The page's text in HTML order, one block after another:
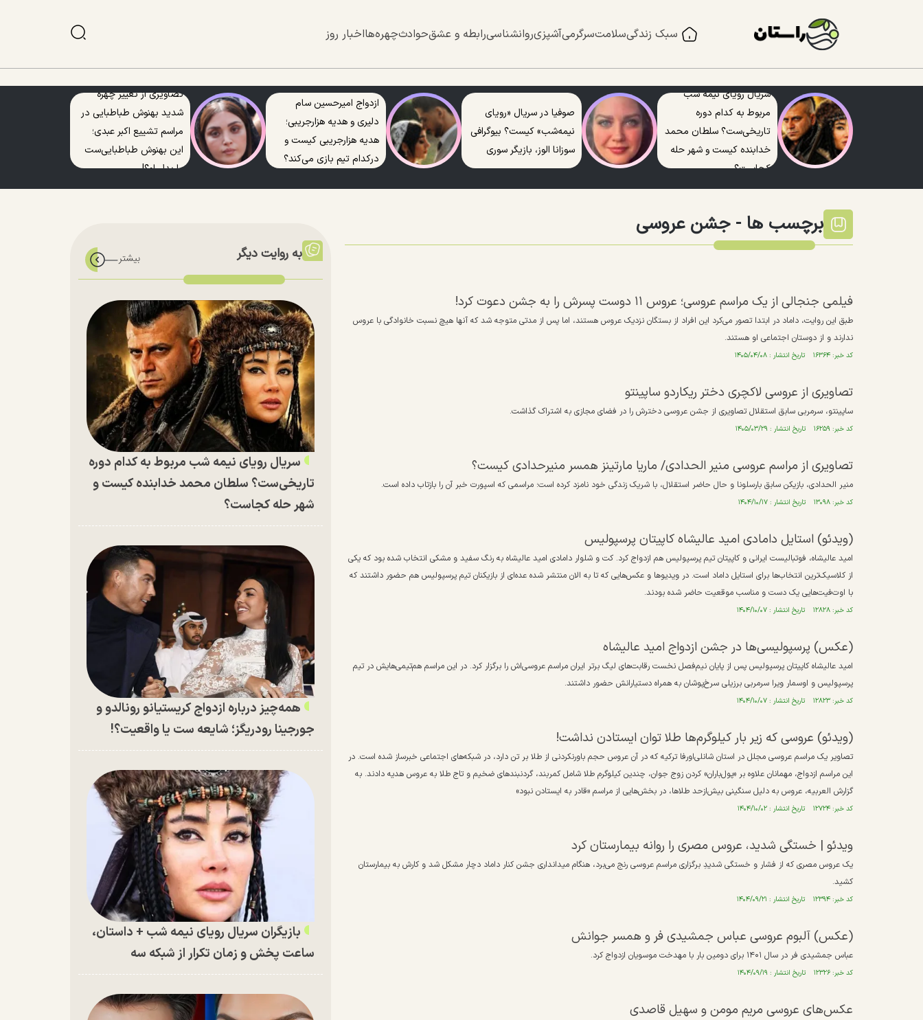
سبک زندگیسلامتسرگرمیآشپزیروانشناسیرابطه و عشقحوادثچهره‌هااخبار روز
سریال رویای نیمه شب
مربوط به کدام دوره
تاریخی‌ست؟ سلطان محمد
خدابنده کیست و شهر حله
کجاست؟
صوفیا در سریال «رویای
نیمه‌شب» کیست؟ بیوگرافی
سوزانا الوز، بازیگر سوری
ازدواج امیرحسین سام
دلیری و هدیه هزارجریبی؛
هدیه هزارجریبی کیست و
درکدام تیم بازی می‌کند؟
تصاویری از تغییر چهره
شدید بهنوش طباطبایی در
مراسم تشییع اکبر عبدی؛
این بهنوش طباطبایی‌ست
یا بدل او؟!
برچسب ها -جشن عروسی
فیلمی جنجالی از یک مراسم عروسی؛ عروس ۱۱ دوست پسرش را به جشن دعوت کرد!
طبق این روایت، داماد در ابتدا تصور می‌کرد این افراد از بستگان نزدیک عروس هستند، اما پس از مدتی متوجه شد که آنها هیچ نسبت خانوادگی با عروس
ندارند و از دوستان اجتماعی او هستند.
کد خبر: ۱۶۳۶۴ تاریخ انتشار : ۱۴۰۵/۰۴/۰۸
تصاویری از عروسی لاکچری دختر ریکاردو ساپینتو
ساپینتو، سرمربی سابق استقلال تصاویری از جشن عروسی دخترش را در فضای مجازی به اشتراک گذاشت.
کد خبر: ۱۶۲۵۹ تاریخ انتشار : ۱۴۰۵/۰۳/۲۹
تصاویری از مراسم عروسی منیر الحدادی/ ماریا مارتینز همسر منیرحدادی کیست؟
منیر الحدادی، بازیکن سابق بارسلونا و حال حاضر استقلال، با شریک زندگی خود نامزد کرده است؛ مراسمی که اسپورت خبر آن را بازتاب داده است.
کد خبر: ۱۳۰۹۸ تاریخ انتشار : ۱۴۰۴/۱۰/۱۷
(ویدئو) استایل دامادی امید عالیشاه کاپیتان پرسپولیس
امید عالیشاه، فوتبالیست ایرانی و کاپیتان تیم پرسپولیس هم ازدواج کرد. کت و شلوار دامادی امید عالیشاه به رنگ سفید و مشکی انتخاب شده بود که یکی
از کلاسیک‌ترین انتخاب‌ها برای استایل داماد است. در ویدیوها و عکس‌هایی که تا به الان منتشر شده عده‌ای از بازیکنان تیم پرسپولیس هم حضور داشتند که
با اوت‌فیت‌هایی یک دست و مناسب موقعیت حاضر شده بودند.
کد خبر: ۱۲۸۲۸ تاریخ انتشار : ۱۴۰۴/۱۰/۰۷
(عکس) پرسپولیسی‌ها در جشن ازدواج امید عالیشاه
امید عالیشاه کاپیتان پرسپولیس پس از پایان نیم‌فصل نخست رقابت‌های لیگ برتر ایران مراسم عروسی‌اش را برگزار کرد. در این مراسم هم‌تیمی‌هایش در تیم
پرسپولیس و اوسمار ویرا سرمربی برزیلی سرخ‌پوشان به همراه دستیارانش حضور داشتند.
کد خبر: ۱۲۸۲۳ تاریخ انتشار : ۱۴۰۴/۱۰/۰۷
(ویدئو) عروسی که زیر بار کیلوگرم‌ها طلا توان ایستادن نداشت!
تصاویر یک مراسم عروسی مجلل در استان شانلی‌اورفا ترکیه که در آن عروس حجم باورنکردنی از طلا بر تن دارد، در شبکه‌های اجتماعی خبرساز شده است. در
این مراسم ازدواج، مهمانان علاوه بر «پول‌باران» کردن زوج جوان، چندین کیلوگرم طلا شامل کمربند، گردنبندهای ضخیم و تاج طلا به عروس هدیه دادند. به
گزارش العربیه، عروس به دلیل سنگینی بیش‌ازحد طلاها، در بخش‌هایی از مراسم «قادر به ایستادن نبود»
کد خبر: ۱۲۷۲۴ تاریخ انتشار : ۱۴۰۴/۱۰/۰۲
ویدئو | خستگی شدید، عروس مصری را روانه بیمارستان کرد
یک عروس مصری که از فشار و خستگی شدیدِ برگزاری مراسم عروسی رنج می‌برد، هنگام میدانداری جشن کنار داماد دچار مشکل شد و کارش به بیمارستان
کشید. ⁣
کد خبر: ۱۲۳۹۴ تاریخ انتشار : ۱۴۰۴/۰۹/۲۱
(عکس) آلبوم عروسی عباس جمشیدی فر و همسر جوانش
عباس جمشیدی فر در سال ۱۴۰۱ برای دومین بار با مهدخت موسویان ازدواج کرد.
کد خبر: ۱۲۳۲۶ تاریخ انتشار : ۱۴۰۴/۰۹/۱۹
عکس‌های عروسی مریم مومن و سهیل قاصدی
به روایت دیگر
سریال رویای نیمه شب مربوط به کدام دوره
تاریخی‌ست؟ سلطان محمد خدابنده کیست و
شهر حله کجاست؟
همه‌چیز درباره ازدواج کریستیانو رونالدو و
جورجینا رودریگز؛ شایعه ست یا واقعیت؟!
بازیگران سریال رویای نیمه شب + داستان،
ساعت پخش و زمان تکرار از شبکه سه